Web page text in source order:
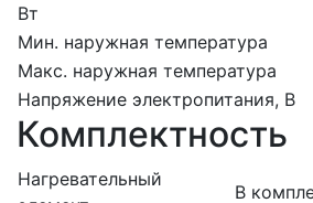
Вт
Мин. наружная температура
Макс. наружная температура
Напряжение электропитания, В
Комплектность
Нагревательный
В